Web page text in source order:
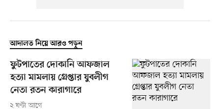
আদালত নিয়ে আরও পড়ুন
ফুটপাতের দোকানি আফজাল
হত্যা মামলায় গ্রেপ্তার যুবলীগ
নেতা রতন কারাগারে
২ ঘণ্টা আগে